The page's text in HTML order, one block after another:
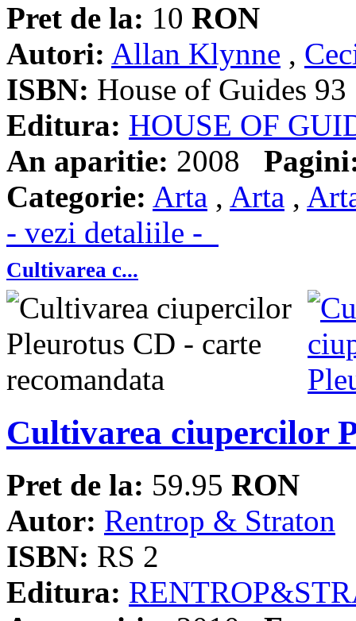
Pret de la: 10 RON
Autori: Allan Klynne ,
ISBN: House of Guides 93
Editura: HOUSE OF
An aparitie: 2008
Categorie: Arta , Arta ,
- vezi detaliile -
Cultivarea c...
Cultivarea ciupercilor
Pret de la: 59.95 RON
Autor: Rentrop & Straton
ISBN: RS 2
Editura: